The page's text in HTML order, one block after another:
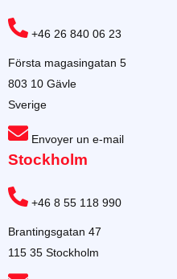
+46 26 840 06 23
Första magasingatan 5
803 10 Gävle
Sverige
Envoyer un e-mail
Stockholm
+46 8 55 118 990
Brantingsgatan 47
115 35 Stockholm